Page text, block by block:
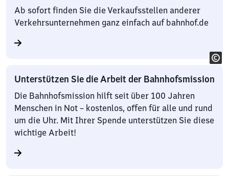
Ab sofort finden Sie die Verkaufsstellen anderer
Verkehrsunternehmen ganz einfach auf bahnhof.de
Unterstützen Sie die Arbeit der Bahnhofsmission
Die Bahnhofsmission hilft seit über 100 Jahren
Menschen in Not – kostenlos, offen für alle und rund
um die Uhr. Mit Ihrer Spende unterstützen Sie diese
wichtige Arbeit!